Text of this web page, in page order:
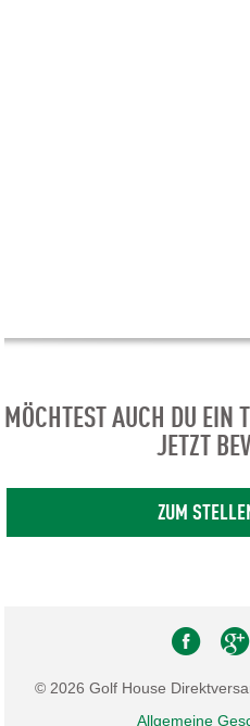
MÖCHTEST AUCH DU EIN
JETZT
ZUM
© 2026 Golf House
Allgemeine